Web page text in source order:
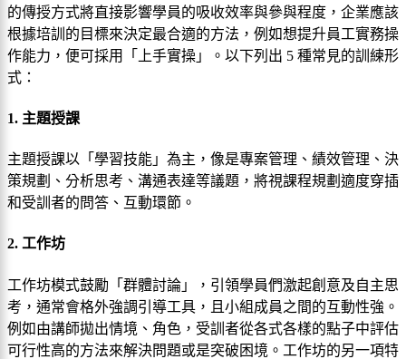
的傳授方式將直接影響學員的吸收效率與參與程度，企業應該
根據培訓的目標來決定最合適的方法，例如想提升員工實務操
作能力，便可採用「上手實操」。以下列出 5 種常見的訓練形
式：
1. 主題授課
主題授課以「學習技能」為主，像是專案管理、績效管理、決
策規劃、分析思考、溝通表達等議題，將視課程規劃適度穿插
和受訓者的問答、互動環節。
2. 工作坊
工作坊模式鼓勵「群體討論」，引領學員們激起創意及自主思
考，通常會格外強調引導工具，且小組成員之間的互動性強。
例如由講師拋出情境、角色，受訓者從各式各樣的點子中評估
可行性高的方法來解決問題或是突破困境。工作坊的另一項特